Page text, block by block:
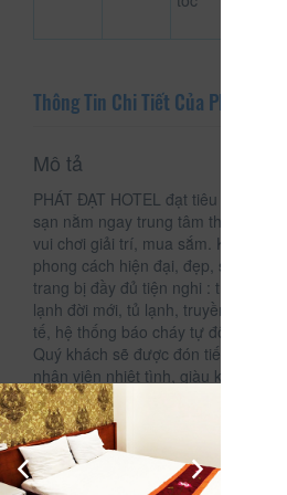
Thông Tin Chi Tiết Của Phát Đạt
Mô tả
PHÁT ĐẠT HOTEL đạt tiêu chuẩn
sạn nằm ngay trung tâm thành phố
vui chơi giải trí, mua sắm. Khách
phong cách hiện đại, đẹp, sang
trang bị đầy đủ tiện nghi : truy cập
lạnh đời mới, tủ lạnh, truyền hình kỹ
tế, hệ thống báo cháy tự động… Đến
Quý khách sẽ được đón tiếp ân cần
nhân viên nhiệt tình, giàu kinh
vui lòng Quý khách trong kỳ nghỉ
quan của vùng Đạt Lạt.